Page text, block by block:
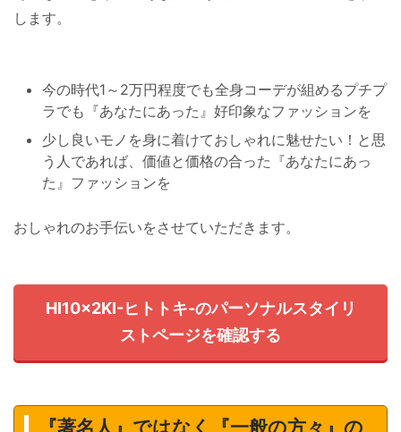
します。
今の時代1～2万円程度でも全身コーデが組めるプチプ
ラでも『あなたにあった』好印象なファッションを
少し良いモノを身に着けておしゃれに魅せたい！と思
う人であれば、価値と価格の合った『あなたにあっ
た』ファッションを
おしゃれのお手伝いをさせていただきます。
HI10×2KI-ヒトトキ-のパーソナルスタイリ
ストページを確認する
『著名人』ではなく『一般の方々』の